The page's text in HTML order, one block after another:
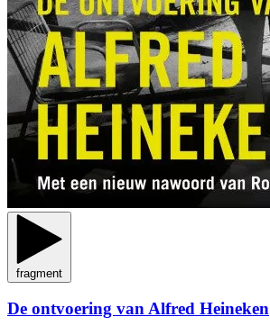
fragment
De ontvoering van Alfred Heineken